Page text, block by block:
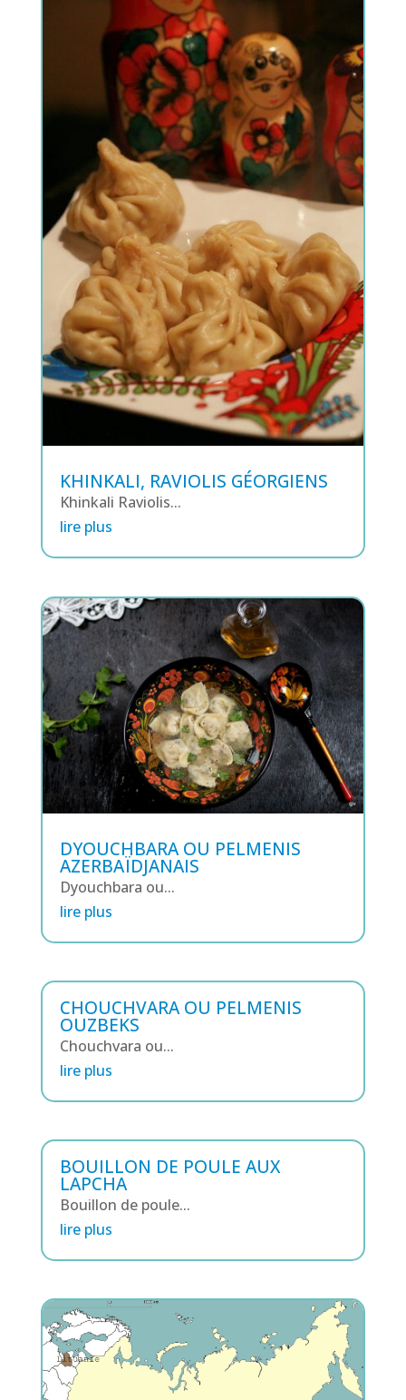
KHINKALI, RAVIOLIS GÉORGIENS
Khinkali Raviolis...
lire plus
DYOUCHBARA OU PELMENIS
AZERBAÏDJANAIS
Dyouchbara ou...
lire plus
CHOUCHVARA OU PELMENIS
OUZBEKS
Chouchvara ou...
lire plus
BOUILLON DE POULE AUX
LAPCHA
Bouillon de poule...
lire plus